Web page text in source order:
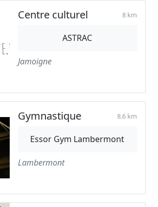
Centre culturel 8 km
ASTRAC
Jamoigne
Gymnastique 8.6 km
Essor Gym Lambermont
Lambermont